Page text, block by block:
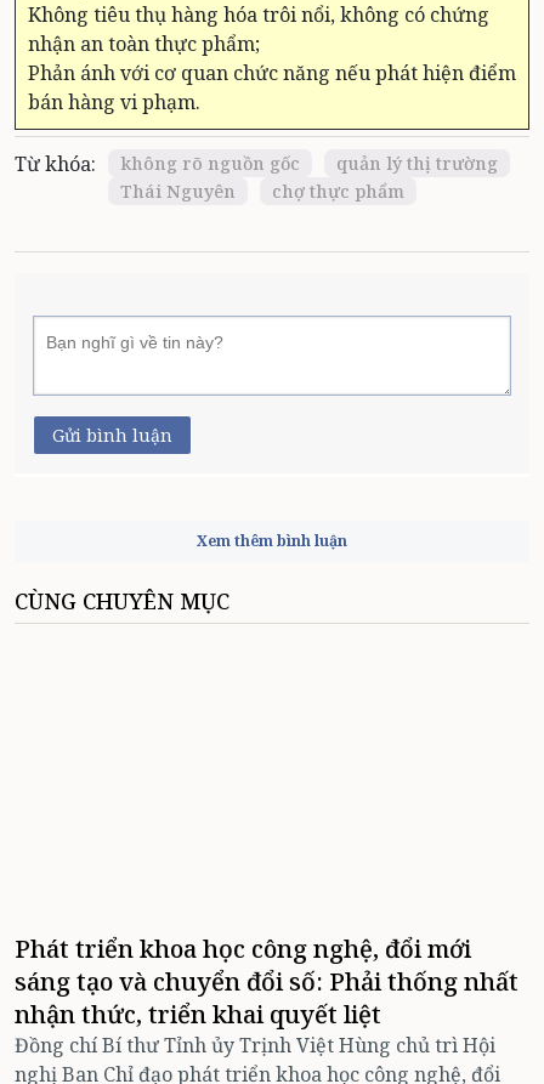
Không tiêu thụ hàng hóa trôi nổi, không có chứng
nhận an toàn thực phẩm;
Phản ánh với cơ quan chức năng nếu phát hiện điểm
bán hàng vi phạm.
Từ khóa: không rõ nguồn gốc
quản lý thị trường
Thái Nguyên
chợ thực phẩm
Gửi bình luận
Xem thêm bình luận
CÙNG CHUYÊN MỤC
Phát triển khoa học công nghệ, đổi mới
sáng tạo và chuyển đổi số: Phải thống nhất
nhận thức, triển khai quyết liệt
Đồng chí Bí thư Tỉnh ủy Trịnh Việt Hùng chủ trì Hội
nghị Ban Chỉ đạo phát triển khoa học công nghệ, đổi